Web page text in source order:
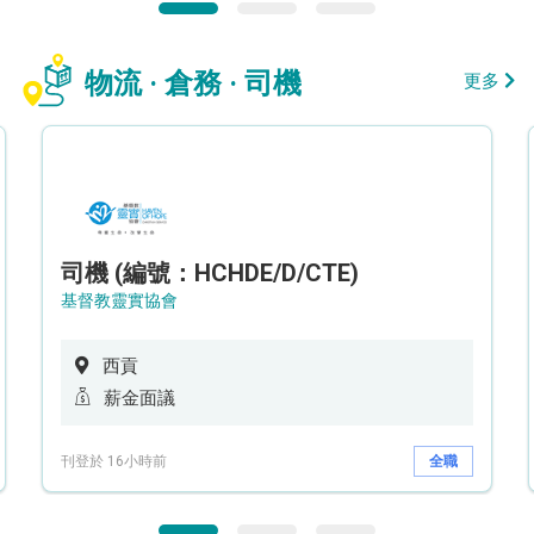
物流 · 倉務 · 司機 更多
司機 (編號：HCHDE/D/CTE)
基督教靈實協會
西貢
薪金面議
刊登於 16小時前 全職